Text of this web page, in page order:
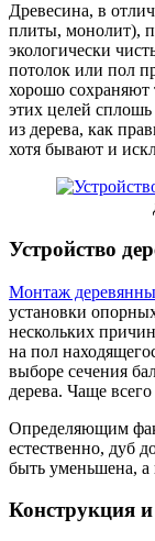
Древесина, в
плиты, монолит),
экологически
потолок или пол
хорошо сохраняют
этих целей
из дерева, как
хотя бывают и
Устройство
Монтаж
установки
нескольких
на пол
выборе сечения
дерева. Чаще
Определяющим
естественно, дуб
быть уменьшена, а
Конструкция